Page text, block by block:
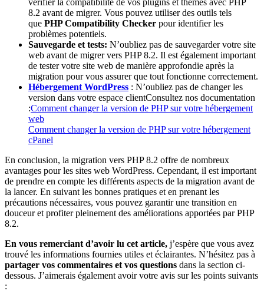
8.2 avant de migrer. Vous pouvez utiliser des outils tels
que PHP Compatibility Checker pour identifier les
problèmes potentiels.
Sauvegarde et tests: N’oubliez pas de sauvegarder votre site
web avant de migrer vers PHP 8.2. Il est également important
de tester votre site web de manière approfondie après la
migration pour vous assurer que tout fonctionne correctement.
Hébergement WordPress : N’oubliez pas de changer les
version dans votre espace clientConsultez nos documentation
:Comment changer la version de PHP sur votre hébergement
web
Comment changer la version de PHP sur votre hébergement
cPanel
En conclusion, la migration vers PHP 8.2 offre de nombreux
avantages pour les sites web WordPress. Cependant, il est important
de prendre en compte les différents aspects de la migration avant de
la lancer. En suivant les bonnes pratiques et en prenant les
précautions nécessaires, vous pouvez garantir une transition en
douceur et profiter pleinement des améliorations apportées par PHP
8.2.
En vous remerciant d’avoir lu cet article, j’espère que vous avez
trouvé les informations fournies utiles et éclairantes. N’hésitez pas à
partager vos commentaires et vos questions dans la section ci-
dessous. J’aimerais également avoir votre avis sur les points suivants
: